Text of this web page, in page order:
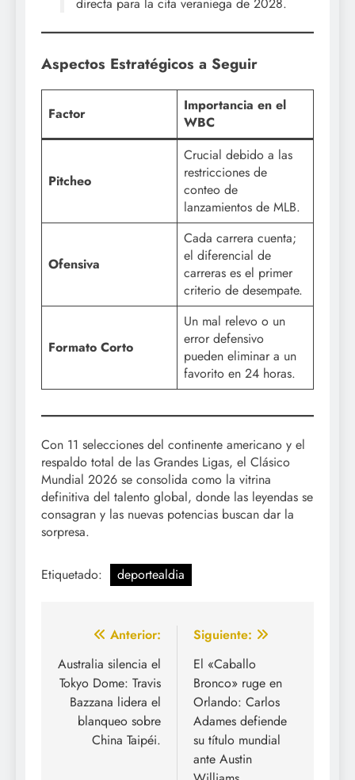
Aspectos Estratégicos a Seguir
Factor
Importancia en el
WBC
Pitcheo
Crucial debido a las
restricciones de
conteo de
lanzamientos de MLB.
Ofensiva
Cada carrera cuenta;
el diferencial de
carreras es el primer
criterio de desempate.
Formato Corto
Un mal relevo o un
error defensivo
pueden eliminar a un
favorito en 24 horas.
Con 11 selecciones del continente americano y el
respaldo total de las Grandes Ligas, el Clásico
Mundial 2026 se consolida como la vitrina
definitiva del talento global, donde las leyendas se
consagran y las nuevas potencias buscan dar la
sorpresa.
Etiquetado: deportealdia
Navegación
de
entradas
Anterior:
Australia silencia el
Tokyo Dome: Travis
Bazzana lidera el
blanqueo sobre
China Taipéi.
Siguiente:
El «Caballo
Bronco» ruge en
Orlando: Carlos
Adames defiende
su título mundial
ante Austin